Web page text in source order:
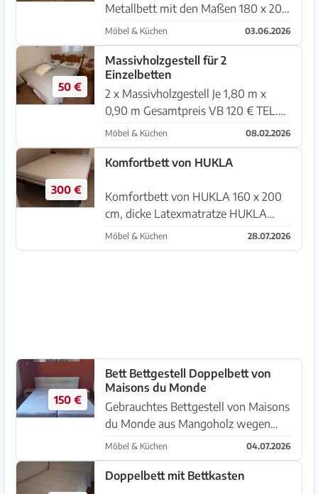
Metallbett mit den Maßen 180 x 200
cm inklusive 2 Femira-Lattenrosten
und 2 Matratzen. Das Bett befindet
sich in einem sehr guten und
gepflegten Zustand und ist sofort
ein...
Möbel & Küchen 03.06.2026
50 €
Massivholzgestell für 2
Einzelbetten
2 x Massivholzgestell Je 1,80 m x
0,90 m Gesamtpreis VB 120 € TEL.
0049 179 4675615
Möbel & Küchen 08.02.2026
300 €
Komfortbett von HUKLA
Komfortbett von HUKLA 160 x 200
cm, dicke Latexmatratze HUKLA
Seven Plus SLEEP HARMONY ( NP
1000 €) mit rundherum
Möbel & Küchen 28.07.2026
150 €
Bett Bettgestell Doppelbett von
Maisons du Monde
Gebrauchtes Bettgestell von Maisons
du Monde aus Mangoholz wegen
Umzug zu verkaufen, für 2 Matratzen
90 x 200 oder 1 Matratze 180 x 200,
ohne Matratzen, ohne Lattenroste In
Möbel & Küchen 04.07.2026
Doppelbett mit Bettkasten